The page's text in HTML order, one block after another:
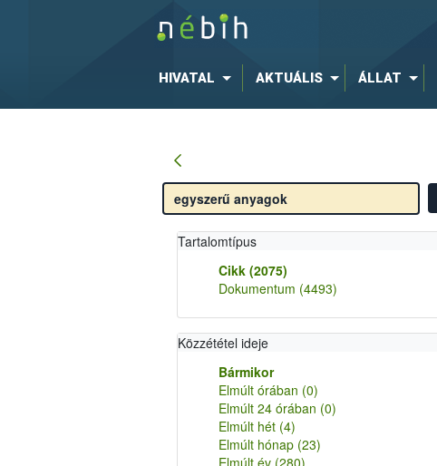
HIVATAL AKTUÁLIS ÁLLAT
Tartalomtípus
Cikk (2075)
Dokumentum (4493)
Közzététel ideje
Bármikor
Elmúlt órában (0)
Elmúlt 24 órában (0)
Elmúlt hét (4)
Elmúlt hónap (23)
Elmúlt év (280)